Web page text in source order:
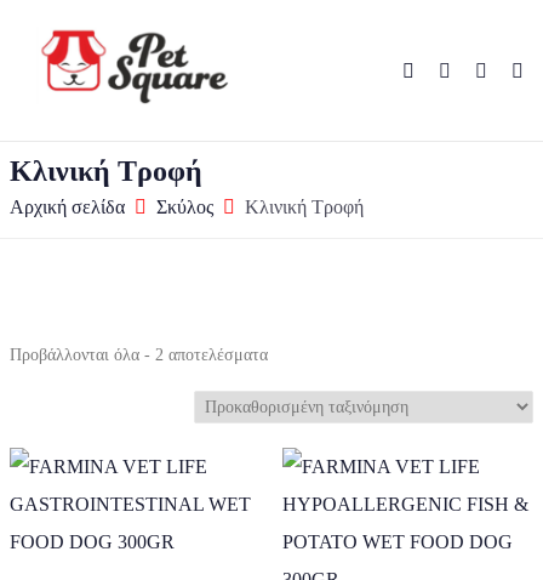
Κλινική Τροφή
Αρχική σελίδα Σκύλος Κλινική Τροφή
Προβάλλονται όλα - 2 αποτελέσματα